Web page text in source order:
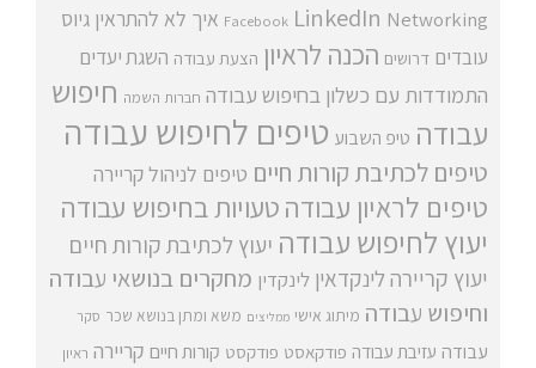
Facebook LinkedIn Networking איך לא להתראין גיוס
עובדים דרושים הכנה לראיון הצעת עבודה השגת יעדים
התמודדות עם כשלון בחיפוש עבודה חברות השמה חיפוש
עבודה טיפ השבוע טיפים לחיפוש עבודה
טיפים לכתיבת קורות חיים טיפים לניהול קריירה
טיפים לראיון עבודהטעויות בחיפוש עבודה
יעוץ לחיפוש עבודה יעוץ לכתיבת קורות חיים
יעוץ קריירה לינקדאין לינקדין מחקרים בנושאי עבודה
וחיפוש עבודה מיתוג אישי ממליצים משא ומתן בנושא שכר סקר
עבודה עזיבת עבודה פודקאסט פודקסט קורות חיים קריירה ראיון